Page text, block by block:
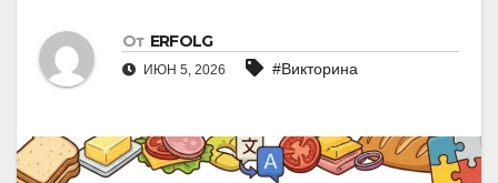
От ERFOLG
ИЮН 5, 2026 #Викторина